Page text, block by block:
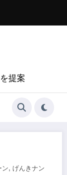
提案
ン, げんきナン